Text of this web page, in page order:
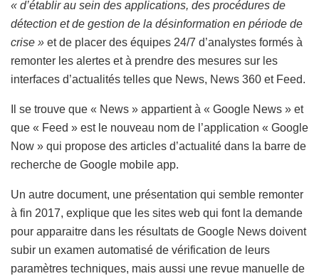
« d’établir au sein des applications, des procédures de
détection et de gestion de la désinformation en période de
crise » et de placer des équipes 24/7 d’analystes formés à
remonter les alertes et à prendre des mesures sur les
interfaces d’actualités telles que News, News 360 et Feed.
Il se trouve que « News » appartient à « Google News » et
que « Feed » est le nouveau nom de l’application « Google
Now » qui propose des articles d’actualité dans la barre de
recherche de Google mobile app.
Un autre document, une présentation qui semble remonter
à fin 2017, explique que les sites web qui font la demande
pour apparaitre dans les résultats de Google News doivent
subir un examen automatisé de vérification de leurs
paramètres techniques, mais aussi une revue manuelle de